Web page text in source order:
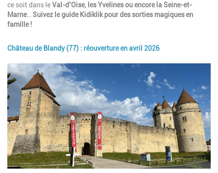
ce soit dans leVal-d’Oise, les Yvelines ou encore la Seine-et-
Marne… Suivez le guide Kidiklik pour des sorties magiques en
famille !
Château de Blandy (77) : réouverture en avril 2026
Image